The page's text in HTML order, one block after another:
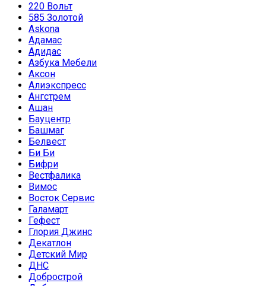
220 Вольт
585 Золотой
Askona
Адамас
Адидас
Азбука Мебели
Аксон
Алиэкспресс
Ангстрем
Ашан
Бауцентр
Башмаг
Белвест
Би Би
Бифри
Вестфалика
Вимос
Восток Сервис
Галамарт
Гефест
Глория Джинс
Декатлон
Детский Мир
ДНС
Добрострой